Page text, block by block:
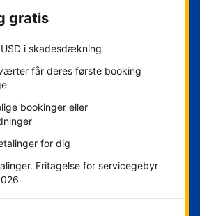
gratis
i skadesdækning
får deres første booking
bookinger eller
for dig
Fritagelse for servicegebyr